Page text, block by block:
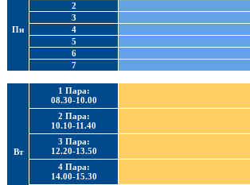
Пн
2
3
4
5
6
7
Вт
1 Пара:
08.30-10.00
2 Пара:
10.10-11.40
3 Пара:
12.20-13.50
4 Пара:
14.00-15.30